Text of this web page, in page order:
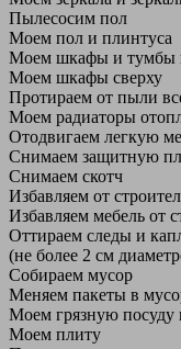
Пылесосим пол
Моем пол и плинтуса
Моем шкафы и тумбы
Моем шкафы сверху
Протираем от пыли
Моем радиаторы
Отодвигаем легкую
Снимаем защитную
Снимаем скотч
Избавляем от
Избавляем мебель от
Оттираем следы и
(не более 2 см
Собираем мусор
Меняем пакеты в
Моем грязную посуду
Моем плиту